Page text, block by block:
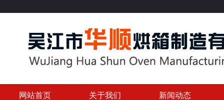
网站首页 关于我们 新闻动态